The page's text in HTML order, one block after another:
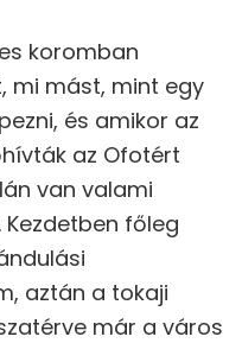
koromban
mi mást, mint egy
és amikor az
az Ofotért
van valami
főleg
aztán a tokaji
már a város